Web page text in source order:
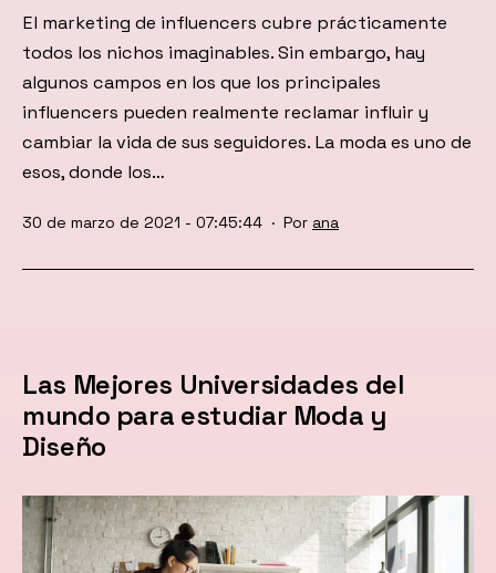
El marketing de influencers cubre prácticamente
todos los nichos imaginables. Sin embargo, hay
algunos campos en los que los principales
influencers pueden realmente reclamar influir y
cambiar la vida de sus seguidores. La moda es uno de
esos, donde los…
Publicada
30 de marzo de 2021 - 07:45:44 Por ana
Las Mejores Universidades del
mundo para estudiar Moda y
Diseño